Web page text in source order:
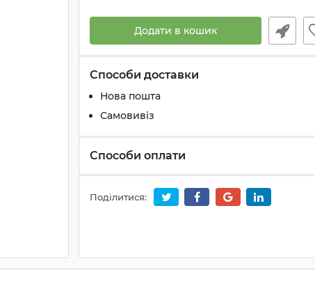
Додати в кошик
Способи доставки
Нова пошта
Самовивіз
Способи оплати
Поділитися: